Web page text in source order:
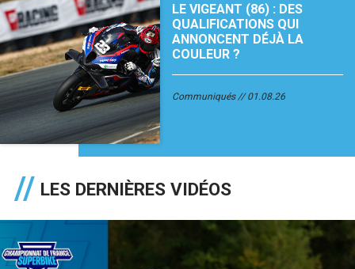
LE VIGEANT (86) : DES
QUALIFICATIONS QUI
ANNONCENT DÉJÀ LA
COULEUR ?
Communiqués 01.08.26
LES DERNIÈRES VIDÉOS